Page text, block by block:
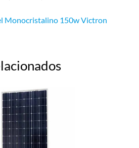
Monocristalino 150w Victron